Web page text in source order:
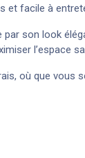
et facile à
par son look
l’espace
où que vous